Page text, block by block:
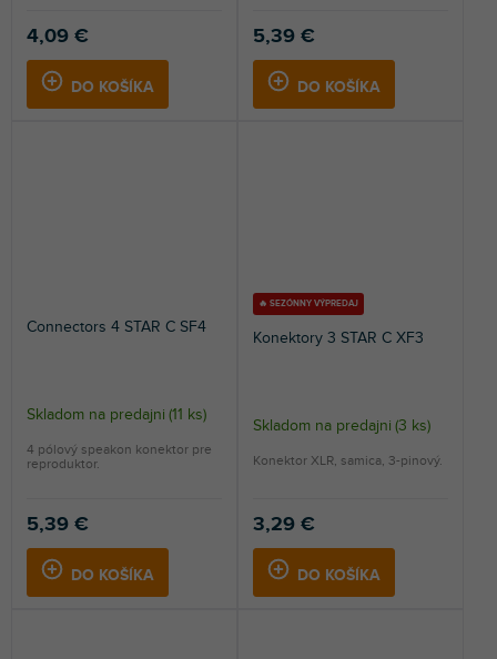
4,09 €
DO KOŠÍKA
5,39 €
DO KOŠÍKA
Connectors 4 STAR C SF4
Skladom na predajni (11 ks)
5,39 €
DO KOŠÍKA
4 pólový speakon konektor pre
reproduktor.
🔥 SEZÓNNY VÝPREDAJ
Konektory 3 STAR C XF3
Skladom na predajni (3 ks)
3,29 €
DO KOŠÍKA
Konektor XLR, samica, 3-pinový.